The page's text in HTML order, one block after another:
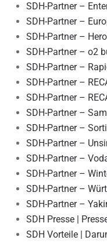
SDH-Partner –
SDH-Partner –
SDH-Partner –
SDH-Partner – o2
SDH-Partner –
SDH-Partner –
SDH-Partner –
SDH-Partner –
SDH-Partner –
SDH-Partner –
SDH-Partner –
SDH-Partner –
SDH-Partner –
SDH-Partner –
SDH Presse |
SDH Vorteile |